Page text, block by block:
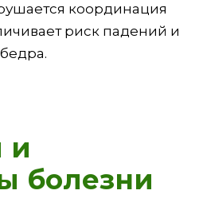
координация
риск падений и
и
болезни